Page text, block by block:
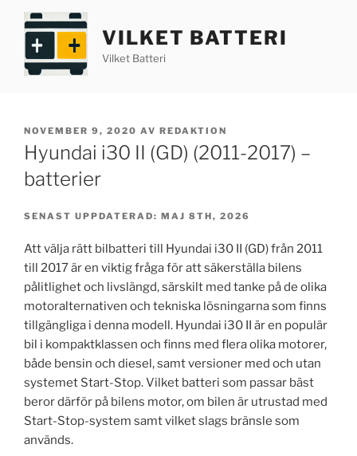
Hoppa
innehåll
VILKET BATTERI
Vilket Batteri
PUBLICERAT
NOVEMBER 9, 2020 AV REDAKTION
Hyundai i30 II (GD) (2011-2017) –
batterier
SENAST UPPDATERAD: MAJ 8TH, 2026
Att välja rätt bilbatteri till Hyundai i30 II (GD) från 2011
till 2017 är en viktig fråga för att säkerställa bilens
pålitlighet och livslängd, särskilt med tanke på de olika
motoralternativen och tekniska lösningarna som finns
tillgängliga i denna modell. Hyundai i30 II är en populär
bil i kompaktklassen och finns med flera olika motorer,
både bensin och diesel, samt versioner med och utan
systemet Start-Stop. Vilket batteri som passar bäst
beror därför på bilens motor, om bilen är utrustad med
Start-Stop-system samt vilket slags bränsle som
används.